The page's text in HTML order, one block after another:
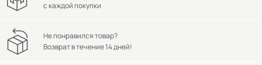
с каждой покупки
Не понравился товар?
Возврат в течение 14 дней!